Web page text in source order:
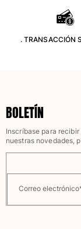
Trajes
Trajes
Camisas
Ver todo
. TRANSACCIÓN
BOLETÍN
Inscríbase para
nuestras novedades,
Correo electrónico